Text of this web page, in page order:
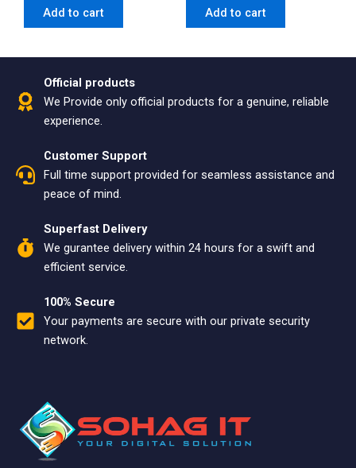
Add to cart Add to cart
Official products
We Provide only official products for a genuine, reliable
experience.
Customer Support
Full time support provided for seamless assistance and
peace of mind.
Superfast Delivery
We gurantee delivery within 24 hours for a swift and
efficient service.
100% Secure
Your payments are secure with our private security
network.